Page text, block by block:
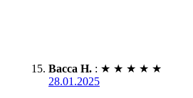
Васса Н. : ★ ★ ★ ★ ★
28.01.2025